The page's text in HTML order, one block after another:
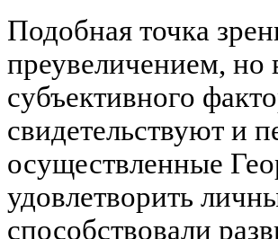
Подобная точка
преувеличением, но
субъективного
свидетельствуют и
осуществленные
удовлетворить
способствовали